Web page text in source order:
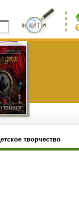
творчество